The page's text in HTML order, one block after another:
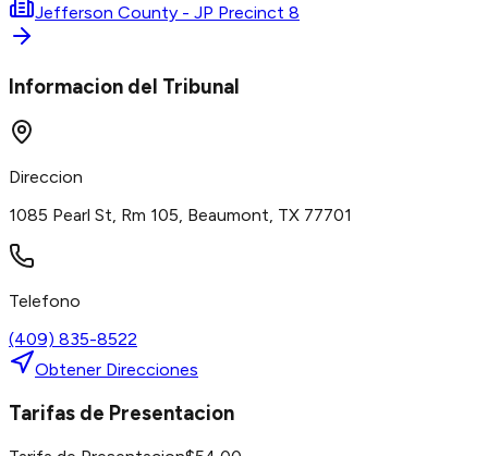
Jefferson County - JP Precinct 8
Informacion del Tribunal
Direccion
1085 Pearl St, Rm 105, Beaumont, TX 77701
Telefono
(409) 835-8522
Obtener Direcciones
Tarifas de Presentacion